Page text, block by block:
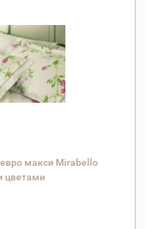
макси Mirabello
цветами